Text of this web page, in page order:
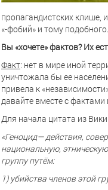
пропагандистских клише,
«-фобий» и тому
Вы «хочете» фактов? Их
Факт: нет в мире иной
уничтожала бы ее
привела к
давайте вместе с
Для начала цитата из
«Геноцид— действия,
национальную,
группу путём:
1) убийства членов этой